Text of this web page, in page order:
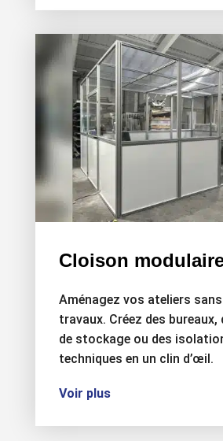
Cloison
Aménagez vos ateliers
travaux. Créez des bureaux,
de stockage ou des
techniques en un clin d’œil.
Voir plus